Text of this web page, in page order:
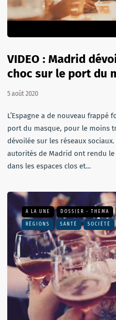
VIDEO : Madrid
choc sur le port du
5 août 2020
L’Espagne a de nouveau frappé
port du masque, pour le moins
dévoilée sur les réseaux
autorités de Madrid ont rendu
dans les espaces clos et…
A LA UNE DOSSIER - THEMA
RÉGIONS SANTÉ SOCIÉTÉ